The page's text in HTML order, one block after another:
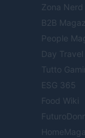
Zona Nerd
B2B
People
Day Travel
Tutto
ESG 365
Food Wiki